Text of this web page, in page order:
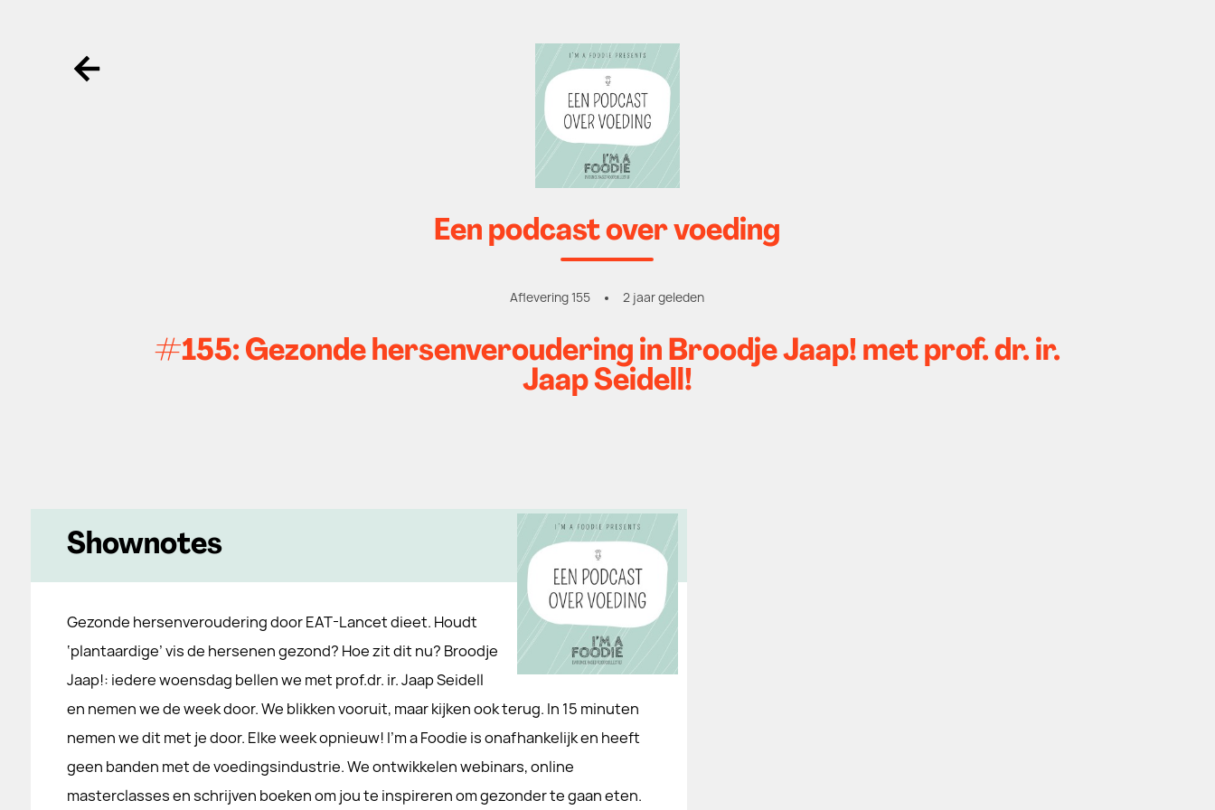
Ga terug
Een podcast over voeding
Aflevering 155 2 jaar geleden
#155: Gezonde hersenveroudering in Broodje Jaap! met prof. dr. ir.
Jaap Seidell!
Shownotes
Gezonde hersenveroudering door EAT-Lancet dieet. Houdt
‘plantaardige’ vis de hersenen gezond? Hoe zit dit nu? Broodje
Jaap!: iedere woensdag bellen we met prof.dr. ir. Jaap Seidell
en nemen we de week door. We blikken vooruit, maar kijken ook terug. In 15 minuten
nemen we dit met je door. Elke week opnieuw! I’m a Foodie is onafhankelijk en heeft
geen banden met de voedingsindustrie. We ontwikkelen webinars, online
masterclasses en schrijven boeken om jou te inspireren om gezonder te gaan eten.